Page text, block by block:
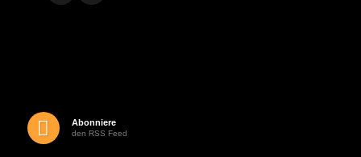
Abonniere
den RSS Feed